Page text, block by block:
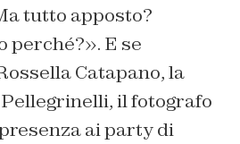
tutto apposto?
perché?». E se
Catapano, la
il fotografo
ai party di